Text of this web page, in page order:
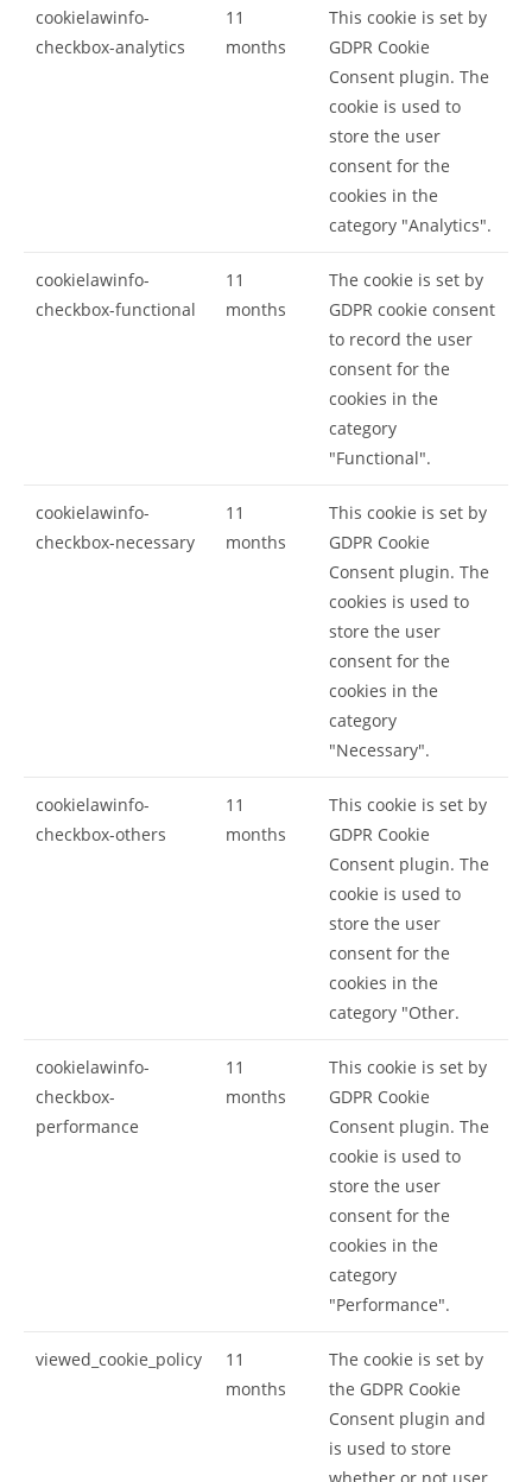
cookielawinfo-
checkbox-analytics
11
months
This cookie is set by
GDPR Cookie
Consent plugin. The
cookie is used to
store the user
consent for the
cookies in the
category "Analytics".
cookielawinfo-
checkbox-functional
11
months
The cookie is set by
GDPR cookie consent
to record the user
consent for the
cookies in the
category
"Functional".
cookielawinfo-
checkbox-necessary
11
months
This cookie is set by
GDPR Cookie
Consent plugin. The
cookies is used to
store the user
consent for the
cookies in the
category
"Necessary".
cookielawinfo-
checkbox-others
11
months
This cookie is set by
GDPR Cookie
Consent plugin. The
cookie is used to
store the user
consent for the
cookies in the
category "Other.
cookielawinfo-
checkbox-
performance
11
months
This cookie is set by
GDPR Cookie
Consent plugin. The
cookie is used to
store the user
consent for the
cookies in the
category
"Performance".
viewed_cookie_policy
11
months
The cookie is set by
the GDPR Cookie
Consent plugin and
is used to store